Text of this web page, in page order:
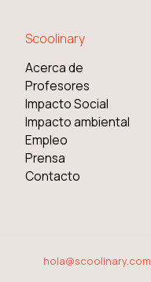
Scoolinary
Acerca de
Profesores
Impacto Social
Impacto ambiental
Empleo
Prensa
Contacto
hola@scoolinary.com